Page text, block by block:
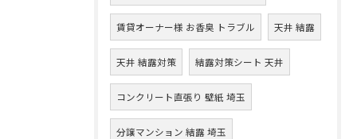
賃貸オーナー様 お香臭 トラブル 天井 結露
天井 結露対策 結露対策シート 天井
コンクリート直張り 壁紙 埼玉
分譲マンション 結露 埼玉